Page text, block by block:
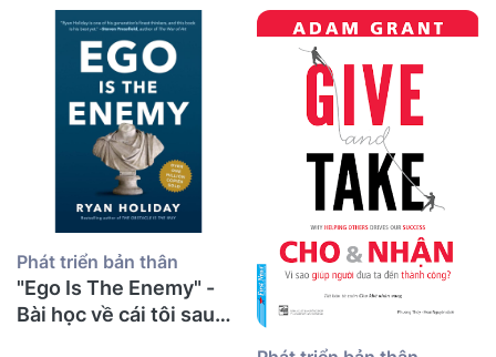
đường
Phát triển bản thân
"Ego Is The Enemy" -
Bài học về cái tôi sau